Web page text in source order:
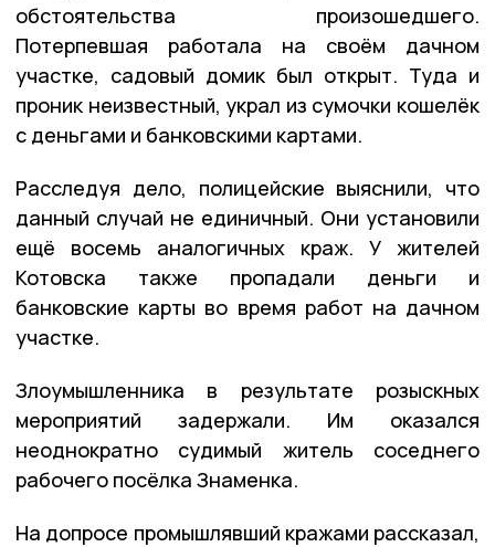
обстоятельства произошедшего.
Потерпевшая работала на своём дачном
участке, садовый домик был открыт. Туда и
проник неизвестный, украл из сумочки кошелёк
с деньгами и банковскими картами.
Расследуя дело, полицейские выяснили, что
данный случай не единичный. Они установили
ещё восемь аналогичных краж. У жителей
Котовска также пропадали деньги и
банковские карты во время работ на дачном
участке.
Злоумышленника в результате розыскных
мероприятий задержали. Им оказался
неоднократно судимый житель соседнего
рабочего посёлка Знаменка.
На допросе промышлявший кражами рассказал,